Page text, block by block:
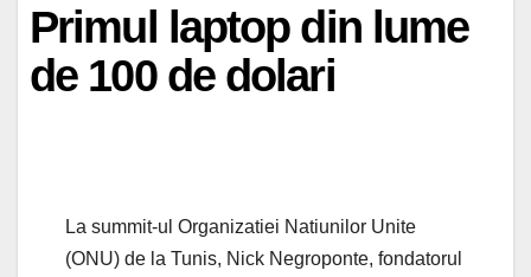
Primul laptop din lume
de 100 de dolari
La summit-ul Organizatiei Natiunilor Unite
(ONU) de la Tunis, Nick Negroponte, fondatorul